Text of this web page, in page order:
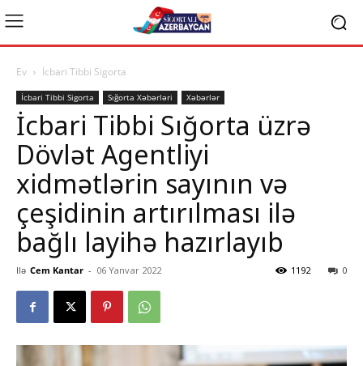
Ev İcbari Tibbi Sigorta
İcbari Tibbi Sigorta Sığorta Xəbərləri Xəbərlər
İcbari Tibbi Sığorta üzrə
Dövlət Agentliyi
xidmətlərin sayının və
çeşidinin artırılması ilə
bağlı layihə hazırlayıb
Ilə Cem Kantar - 06 Yanvar 2022 0
1192